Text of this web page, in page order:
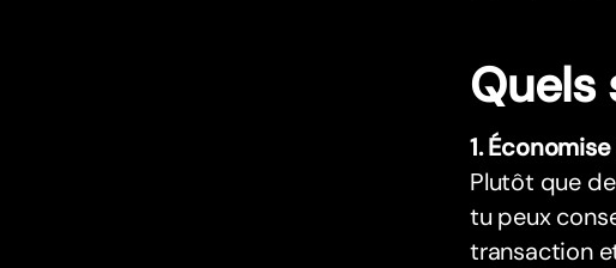
Quels
1.
Plutôt que
tu peux
transaction